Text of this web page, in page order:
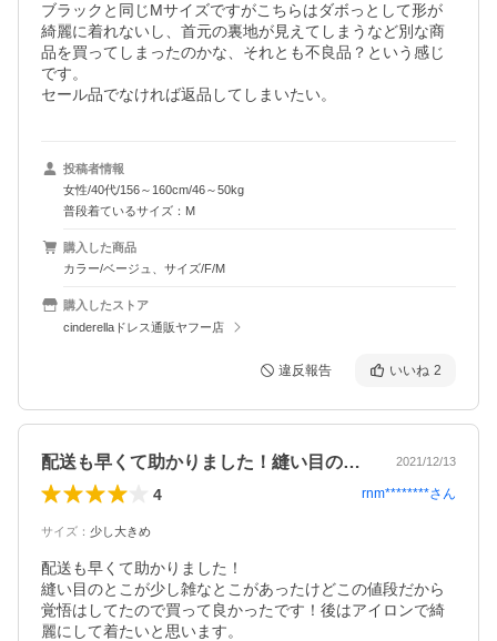
ブラックと同じMサイズですがこちらはダボっとして形が
綺麗に着れないし、首元の裏地が見えてしまうなど別な商
品を買ってしまったのかな、それとも不良品？という感じ
です。
セール品でなければ返品してしまいたい。
投稿者情報
女性/40代/156～160cm/46～50kg
普段着ているサイズ：M
購入した商品
カラー/ベージュ、サイズ/F/M
購入したストア
cinderellaドレス通販ヤフー店
違反報告 いいね 2
配送も早くて助かりました！縫い目のとこ… 2021/12/13
4 rnm********さん
サイズ ： 少し大きめ
配送も早くて助かりました！
縫い目のとこが少し雑なとこがあったけどこの値段だから
覚悟はしてたので買って良かったです！後はアイロンで綺
麗にして着たいと思います。